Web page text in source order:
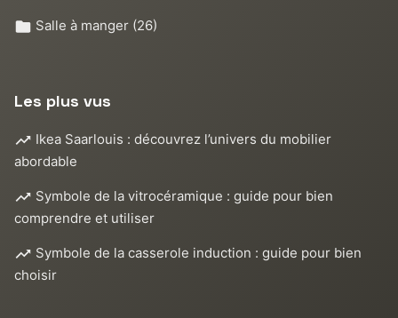
Salle à manger (26)
Les plus vus
Ikea Saarlouis : découvrez l’univers du mobilier
abordable
Symbole de la vitrocéramique : guide pour bien
comprendre et utiliser
Symbole de la casserole induction : guide pour bien
choisir